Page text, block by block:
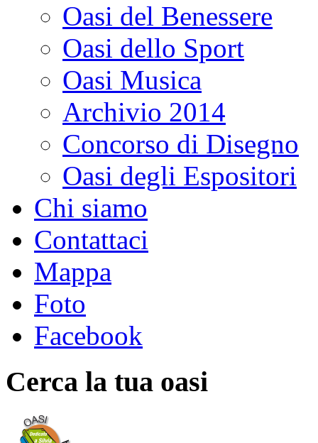
Oasi del Benessere
Oasi dello Sport
Oasi Musica
Archivio 2014
Concorso di Disegno
Oasi degli Espositori
Chi siamo
Contattaci
Mappa
Foto
Facebook
Cerca la tua oasi